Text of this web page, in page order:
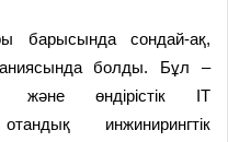
барысында сондай-ақ,
болды. Бұл –
және өндірістік IT
инжинирингтік